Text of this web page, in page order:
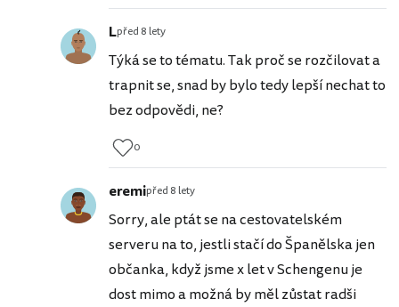
Lpřed 8 lety
Týká se to tématu. Tak proč se rozčilovat a
trapnit se, snad by bylo tedy lepší nechat to
bez odpovědi, ne?
0
eremipřed 8 lety
Sorry, ale ptát se na cestovatelském
serveru na to, jestli stačí do Španělska jen
občanka, když jsme x let v Schengenu je
dost mimo a možná by měl zůstat radši